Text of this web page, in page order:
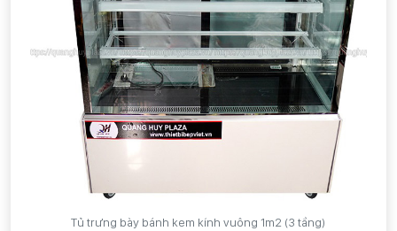
Tủ trưng bày bánh kem kính vuông 1m2 (3 tầng)